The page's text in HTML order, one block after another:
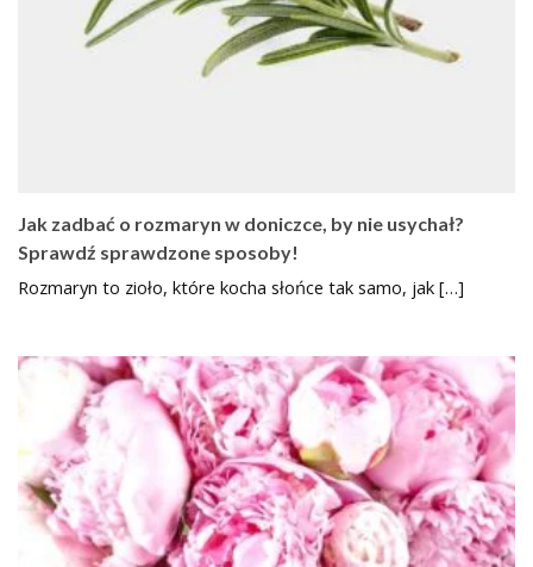
Jak zadbać o rozmaryn w doniczce, by nie usychał?
Sprawdź sprawdzone sposoby!
Rozmaryn to zioło, które kocha słońce tak samo, jak […]